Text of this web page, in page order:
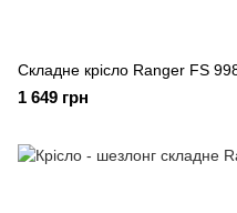
Складне крісло Ranger FS
1 649 грн